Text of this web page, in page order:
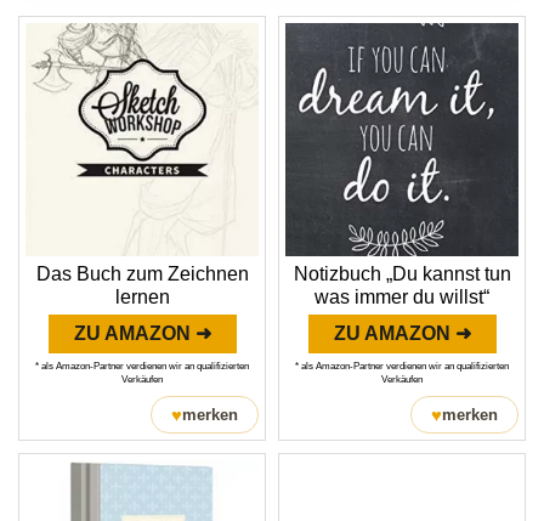
Das Buch zum Zeichnen
lernen
ZU AMAZON ➜
* als Amazon-Partner verdienen wir an qualifizierten
Verkäufen
♥merken
Notizbuch „Du kannst tun
was immer du willst“
ZU AMAZON ➜
* als Amazon-Partner verdienen wir an qualifizierten
Verkäufen
♥merken